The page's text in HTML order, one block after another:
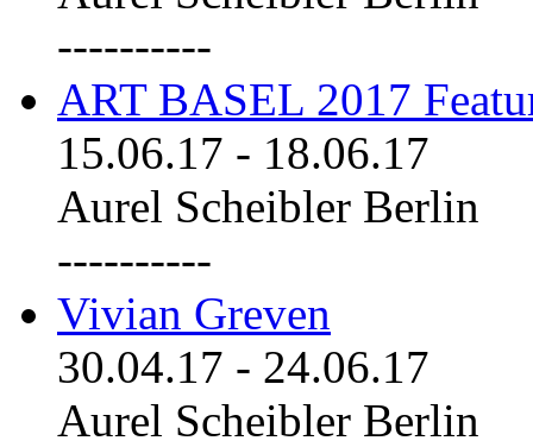
----------
ART BASEL 2017
15.06.17 - 18.06.17
Aurel Scheibler Berlin
----------
Vivian Greven
30.04.17 - 24.06.17
Aurel Scheibler Berlin